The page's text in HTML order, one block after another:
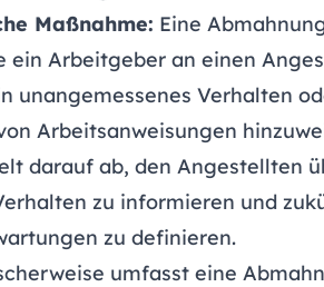
Maßnahme: Eine
ein Arbeitgeber an einen
unangemessenes Verhalten
Arbeitsanweisungen
darauf ab, den Angestellten
zu informieren und
zu definieren.
umfasst eine